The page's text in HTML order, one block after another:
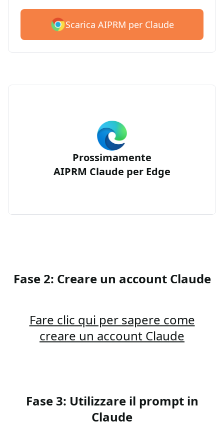
Scarica AIPRM per Claude
Prossimamente
AIPRM Claude per Edge
Fase 2: Creare un account Claude
Fare clic qui per sapere come
creare un account Claude
Fase 3: Utilizzare il prompt in
Claude